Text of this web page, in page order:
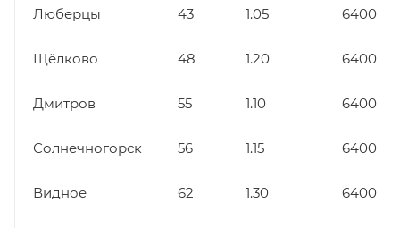
Люберцы 43 1.05 6400
Щёлково 48 1.20 6400
Дмитров 55 1.10 6400
Солнечногорск 56 1.15 6400
Видное 62 1.30 6400